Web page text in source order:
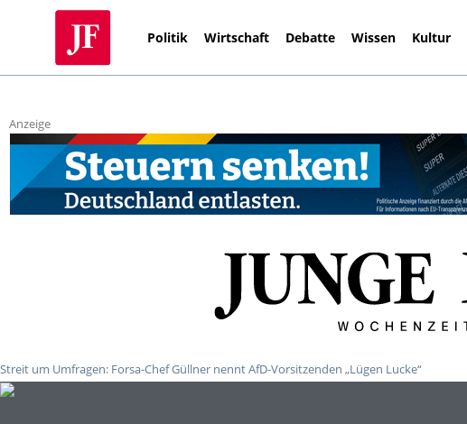
Politik Wirtschaft Debatte Wissen Kultur
Anzeige
Streit um Umfragen: Forsa-Chef Güllner nennt AfD-Vorsitzenden „Lügen Lucke“